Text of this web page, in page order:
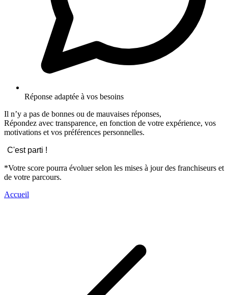
Réponse adaptée à vos besoins
Il n’y a pas de bonnes ou de mauvaises réponses,
Répondez avec transparence, en fonction de votre expérience, vos
motivations et vos préférences personnelles.
C'est parti !
*Votre score pourra évoluer selon les mises à jour des franchiseurs et
de votre parcours.
Accueil